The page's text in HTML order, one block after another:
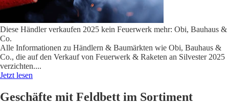
Diese Händler verkaufen 2025 kein Feuerwerk mehr: Obi, Bauhaus &
Co.
Alle Informationen zu Händlern & Baumärkten wie Obi, Bauhaus &
Co., die auf den Verkauf von Feuerwerk & Raketen an Silvester 2025
verzichten....
Jetzt lesen
Geschäfte mit Feldbett im Sortiment